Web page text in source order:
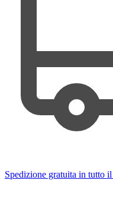
Spedizione gratuita in tutto